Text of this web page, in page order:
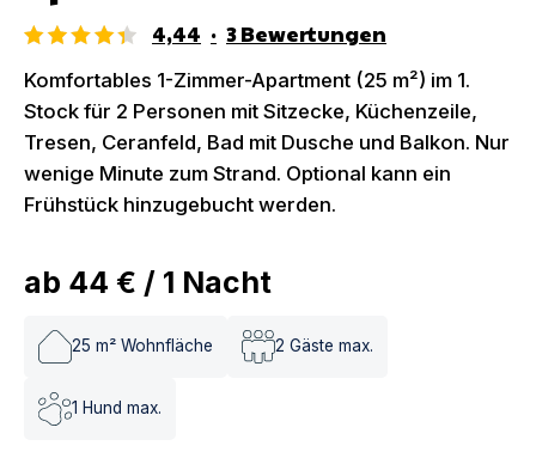
4,44 · 3Bewertungen
Komfortables 1-Zimmer-Apartment (25 m²) im 1.
Stock für 2 Personen mit Sitzecke, Küchenzeile,
Tresen, Ceranfeld, Bad mit Dusche und Balkon. Nur
wenige Minute zum Strand. Optional kann ein
Frühstück hinzugebucht werden.
ab 44 € / 1 Nacht
25 m² Wohnfläche 2 Gäste max.
1 Hund max.